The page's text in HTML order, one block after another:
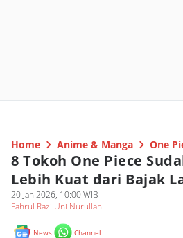
Home Anime & Manga One
8 Tokoh One Piece
Lebih Kuat dari Bajak
20 Jan 2026, 10:00 WIB
Fahrul Razi Uni Nurullah
News Channel